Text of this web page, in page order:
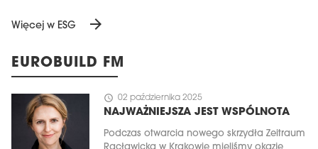
Więcej w ESG arrow_forward
EUROBUILD FM
schedule 02 października 2025
NAJWAŻNIEJSZA JEST WSPÓLNOTA
Podczas otwarcia nowego skrzydła Zeitraum
Racławicka w Krakowie mieliśmy okazję